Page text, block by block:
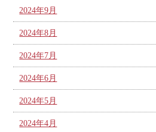
2024年9月
2024年8月
2024年7月
2024年6月
2024年5月
2024年4月